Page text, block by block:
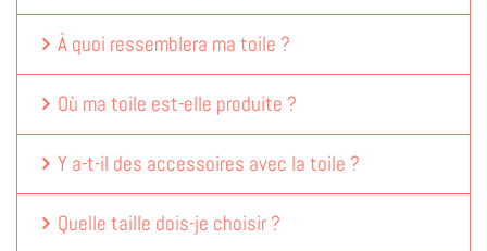
À quoi ressemblera ma toile ?
Où ma toile est-elle produite ?
Y a-t-il des accessoires avec la toile ?
Quelle taille dois-je choisir ?